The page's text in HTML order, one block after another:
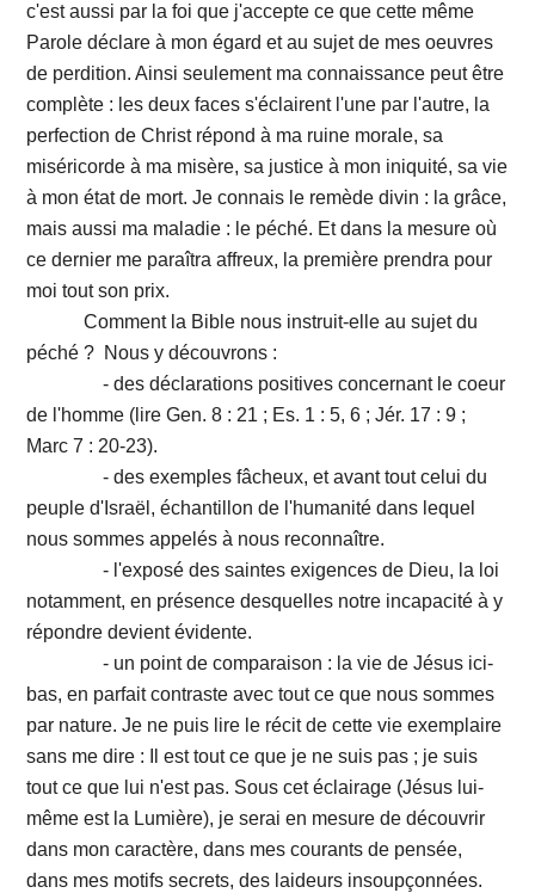
c'est aussi par la foi que j'accepte ce que cette même
Parole déclare à mon égard et au sujet de mes oeuvres
de perdition. Ainsi seulement ma connaissance peut être
complète : les deux faces s'éclairent l'une par l'autre, la
perfection de Christ répond à ma ruine morale, sa
miséricorde à ma misère, sa justice à mon iniquité, sa vie
à mon état de mort. Je connais le remède divin : la grâce,
mais aussi ma maladie : le péché. Et dans la mesure où
ce dernier me paraîtra affreux, la première prendra pour
moi tout son prix.
Comment la Bible nous instruit-elle au sujet du
péché ? Nous y découvrons :
- des déclarations positives concernant le coeur
de l'homme (lire Gen. 8 : 21 ; Es. 1 : 5, 6 ; Jér. 17 : 9 ;
Marc 7 : 20-23).
- des exemples fâcheux, et avant tout celui du
peuple d'Israël, échantillon de l'humanité dans lequel
nous sommes appelés à nous reconnaître.
- l'exposé des saintes exigences de Dieu, la loi
notamment, en présence desquelles notre incapacité à y
répondre devient évidente.
- un point de comparaison : la vie de Jésus ici-
bas, en parfait contraste avec tout ce que nous sommes
par nature. Je ne puis lire le récit de cette vie exemplaire
sans me dire : Il est tout ce que je ne suis pas ; je suis
tout ce que lui n'est pas. Sous cet éclairage (Jésus lui-
même est la Lumière), je serai en mesure de découvrir
dans mon caractère, dans mes courants de pensée,
dans mes motifs secrets, des laideurs insoupçonnées.